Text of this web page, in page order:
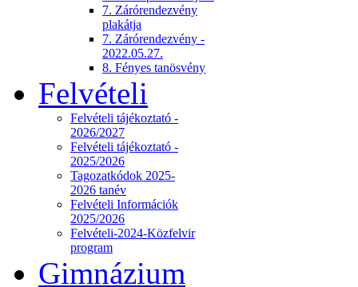
7. Zárórendezvény
plakátja
7. Zárórendezvény -
2022.05.27.
8. Fényes tanösvény
Felvételi
Felvételi tájékoztató -
2026/2027
Felvételi tájékoztató -
2025/2026
Tagozatkódok 2025-
2026 tanév
Felvételi Információk
2025/2026
Felvételi-2024-Közfelvir
program
Gimnázium